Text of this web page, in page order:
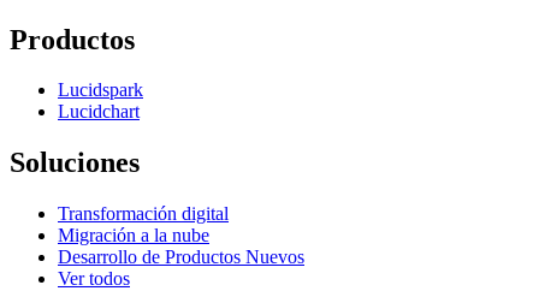
Productos
Lucidspark
Lucidchart
Soluciones
Transformación digital
Migración a la nube
Desarrollo de Productos Nuevos
Ver todos